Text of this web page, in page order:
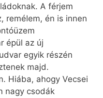
A férjem
remélem, én is innen
épül az új
egyik részén
majd.
Hiába, ahogy Vecsei
nagy csodák